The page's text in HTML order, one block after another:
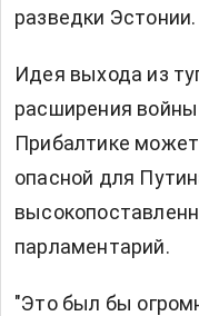
разведки Эстонии.
Идея выхода из
расширения
Прибалтике
опасной для
парламентарий.
"Это был бы